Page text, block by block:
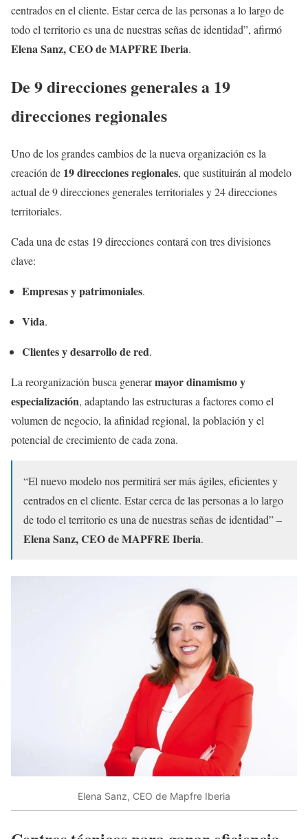
centrados en el cliente. Estar cerca de las personas a lo largo de
todo el territorio es una de nuestras señas de identidad”, afirmó
Elena Sanz, CEO de MAPFRE Iberia.
De 9 direcciones generales a 19
direcciones regionales
Uno de los grandes cambios de la nueva organización es la
creación de 19 direcciones regionales, que sustituirán al modelo
actual de 9 direcciones generales territoriales y 24 direcciones
territoriales.
Cada una de estas 19 direcciones contará con tres divisiones
clave:
Empresas y patrimoniales.
Vida.
Clientes y desarrollo de red.
La reorganización busca generarmayor dinamismo y
especialización, adaptando las estructuras a factores como el
volumen de negocio, la afinidad regional, la población y el
potencial de crecimiento de cada zona.
“El nuevo modelo nos permitirá ser más ágiles, eficientes y
centrados en el cliente. Estar cerca de las personas a lo largo
de todo el territorio es una de nuestras señas de identidad” –
Elena Sanz, CEO de MAPFRE Iberia.
Elena Sanz, CEO de Mapfre Iberia